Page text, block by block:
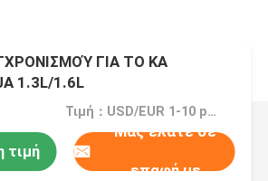
ΓΙΑ ΤΟ ΚΑ
1.3L/1.6L
J4P/J4S JJD/JJF/JJG
ΚΑ ΓΙΟΡΤΗΣ ΤΗΣ FORD
Τιμή：USD/EUR 1-10 per pcs
τιμή
Μας ελάτε σε
επαφή με